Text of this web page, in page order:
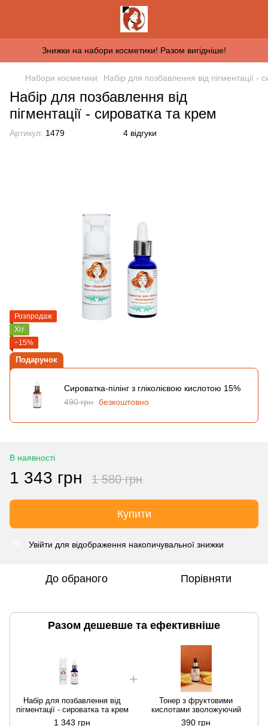
Знижки на набори косметики! Разом вигідніше!
Набори косметики Набір для позбавлення від пігментації -
Набір для позбавлення від
пігментації - сироватка та крем
Артикул: 1479 4 відгуки
Розпродаж
Хіт
−15%
Подарунок
Сироватка-пілінг з гліколієвою кислотою 15%
490 грн безкоштовно
В наявності
1 343 грн 1 580 грн
Купити
Увійти для відображення накопичувальної знижки
До обраного Порівняти
Разом дешевше та ефективніше
Набір для позбавлення від
пігментації - сироватка та крем
1 343 грн
Тонер з фруктовими
кислотами зволожуючий
390 грн